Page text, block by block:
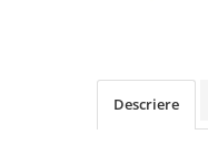
Descriere